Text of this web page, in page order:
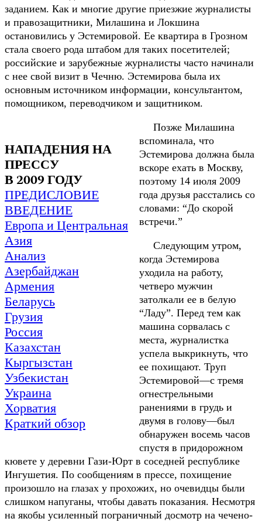
заданием. Как и многие другие приезжие журналисты
и правозащитники, Милашина и Локшина
остановились у Эстемировой. Ее квартира в Грозном
стала своего рода штабом для таких посетителей;
российские и зарубежные журналисты часто начинали
с нее свой визит в Чечню. Эстемирова была их
основным источником информации, консультантом,
помощником, переводчиком и защитником.
НАПАДЕНИЯ НА
ПРЕССУ
В 2009 ГОДУ
ПРЕДИСЛОВИЕ
ВВЕДЕНИЕ
Европа и Центральная
Азия
Анализ
Азербайджан
Армения
Беларусь
Грузия
Россия
Казахстан
Кыргызстан
Узбекистан
Украина
Хорватия
Краткий обзор
Позже Милашина
вспоминала, что
Эстемирова должна была
вскоре ехать в Москву,
поэтому 14 июля 2009
года друзья расстались со
словами: “До скорой
встречи.”
Следующим утром,
когда Эстемирова
уходила на работу,
четверо мужчин
затолкали ее в белую
“Ладу”. Перед тем как
машина сорвалась с
места, журналистка
успела выкрикнуть, что
ее похищают. Труп
Эстемировой—с тремя
огнестрельными
ранениями в грудь и
двумя в голову—был
обнаружен восемь часов
спустя в придорожном
кювете у деревни Гази-Юрт в соседней республике
Ингушетия. По сообщениям в прессе, похищение
произошло на глазах у прохожих, но очевидцы были
слишком напуганы, чтобы давать показания. Несмотря
на якобы усиленный пограничный досмотр на чечено-